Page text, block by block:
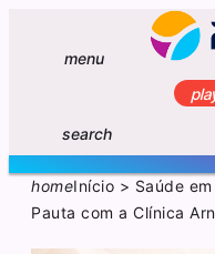
menu
search
homeInício > Saúde
Pauta com a Clínica